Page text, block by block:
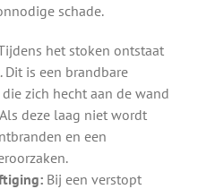
schade.
het stoken ontstaat
. Dit is een brandbare
zich hecht aan de wand
deze laag niet wordt
en een
Bij een verstopt